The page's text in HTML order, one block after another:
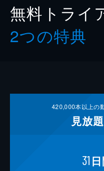
無料トライ
2つの特典
420,000本以上の
見放題
31